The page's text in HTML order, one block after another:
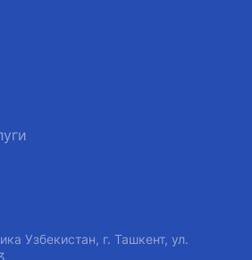
Узбекистан, г. Ташкент, ул.